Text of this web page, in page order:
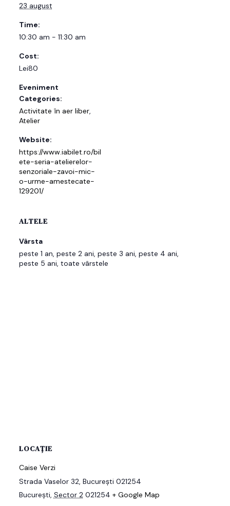
23 august
Time:
10:30 am - 11:30 am
Cost:
Lei80
Eveniment
Categories:
Activitate în aer liber,
Atelier
Website:
https://www.iabilet.ro/bil
ete-seria-atelierelor-
senzoriale-zavoi-mic-
o-urme-amestecate-
129201/
ALTELE
Vârsta
peste 1 an, peste 2 ani, peste 3 ani, peste 4 ani,
peste 5 ani, toate vârstele
LOCAȚIE
Caise Verzi
Strada Vaselor 32, București 021254
București, Sector 2 021254 + Google Map